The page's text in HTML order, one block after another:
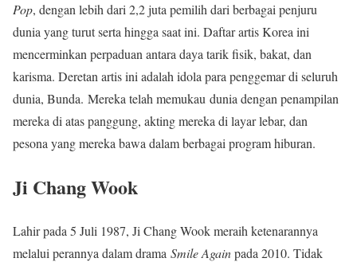
Pop, dengan lebih dari 2,2 juta pemilih dari berbagai penjuru
dunia yang turut serta hingga saat ini. Daftar artis Korea ini
mencerminkan perpaduan antara daya tarik fisik, bakat, dan
karisma. Deretan artis ini adalah idola para penggemar di seluruh
dunia, Bunda. Mereka telah memukau dunia dengan penampilan
mereka di atas panggung, akting mereka di layar lebar, dan
pesona yang mereka bawa dalam berbagai program hiburan.
Ji Chang Wook
Lahir pada 5 Juli 1987, Ji Chang Wook meraih ketenarannya
melalui perannya dalam drama Smile Againpada 2010. Tidak